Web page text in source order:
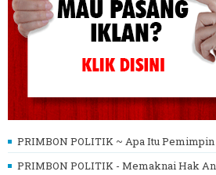
PRIMBON POLITIK ~ Apa Itu Pemimpin
PRIMBON POLITIK - Memaknai Hak